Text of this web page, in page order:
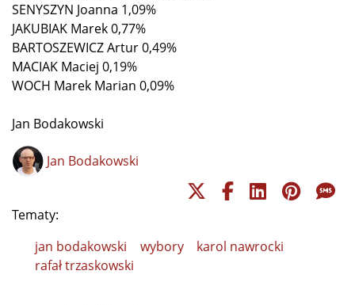
SENYSZYN Joanna 1,09%
JAKUBIAK Marek 0,77%
BARTOSZEWICZ Artur 0,49%
MACIAK Maciej 0,19%
WOCH Marek Marian 0,09%
Jan Bodakowski
Jan Bodakowski
Tematy:
jan bodakowski
wybory
karol nawrocki
rafał trzaskowski